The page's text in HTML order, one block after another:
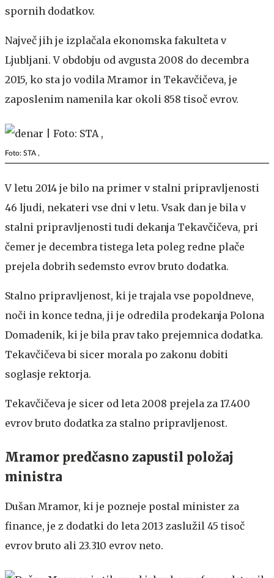
spornih dodatkov.
Največ jih je izplačala ekonomska fakulteta v
Ljubljani. V obdobju od avgusta 2008 do decembra
2015, ko sta jo vodila Mramor in Tekavčičeva, je
zaposlenim namenila kar okoli 858 tisoč evrov.
Foto: STA ,
V letu 2014 je bilo na primer v stalni pripravljenosti
46 ljudi, nekateri vse dni v letu. Vsak dan je bila v
stalni pripravljenosti tudi dekanja Tekavčičeva, pri
čemer je decembra tistega leta poleg redne plače
prejela dobrih sedemsto evrov bruto dodatka.
Stalno pripravljenost, ki je trajala vse popoldneve,
noči in konce tedna, ji je odredila prodekanja Polona
Domadenik, ki je bila prav tako prejemnica dodatka.
Tekavčičeva bi sicer morala po zakonu dobiti
soglasje rektorja.
Tekavčičeva je sicer od leta 2008 prejela za 17.400
evrov bruto dodatka za stalno pripravljenost.
Mramor predčasno zapustil položaj
ministra
Dušan Mramor, ki je pozneje postal minister za
finance, je z dodatki do leta 2013 zaslužil 45 tisoč
evrov bruto ali 23.310 evrov neto.